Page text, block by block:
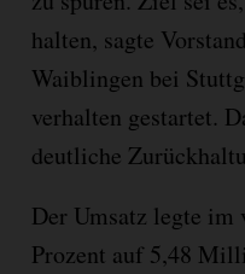
halten, sagte
Waiblingen bei
verhalten gestartet.
deutliche
Der Umsatz legte im
Prozent auf 5,48